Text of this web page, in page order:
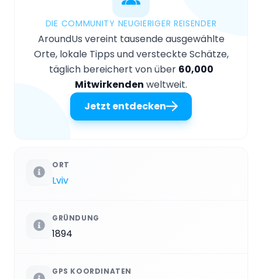
DIE COMMUNITY NEUGIERIGER REISENDER
AroundUs vereint tausende ausgewählte
Orte, lokale Tipps und versteckte Schätze,
täglich bereichert von über 60,000
Mitwirkenden weltweit.
Jetzt entdecken
ORT
Lviv
GRÜNDUNG
1894
GPS KOORDINATEN